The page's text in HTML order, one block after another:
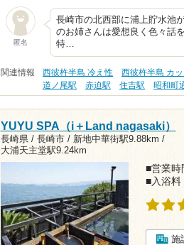
匿名
長崎市の北西部に浦上貯水池
のお姉さんは愛想良く色々話
特…
関連情報 西彼杵半島 冷え性 西彼杵半島 カ
道ノ尾駅
赤迫駅 住吉駅 昭和町
YUYU SPA（i＋Land nagasaki）
長崎県 / 長崎市 / 新地中華街駅9.88km /
大浦天主堂駅9.24km
■営業時
■入浴料
施